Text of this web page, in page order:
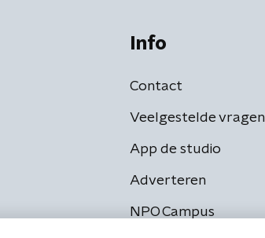
Info
Contact
Veelgestelde vragen
App de studio
Adverteren
NPO Campus